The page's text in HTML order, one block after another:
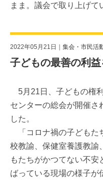
まま。議会で取り上げて
2022年05月21日｜ 集会・市民活
子どもの最善の利
5月21日、子どもの権
センターの総会が開催さ
した。
「コロナ禍の子どもた
校教諭、保健室養護教諭
もたちがかつてない不安
ばっている現場の様子が